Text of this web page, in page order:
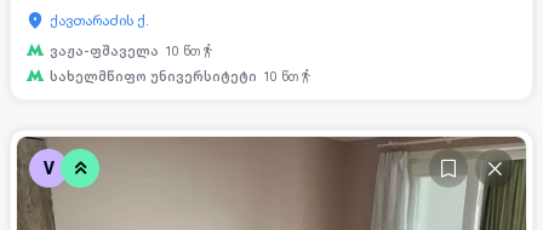
ქავთარაძის ქ.
ვაჟა-ფშაველა 10 წთ
სახელმწიფო უნივერსიტეტი 10 წთ
V